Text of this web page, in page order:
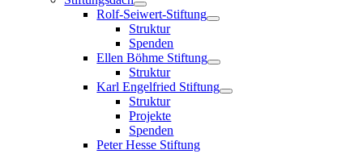
Rolf-Seiwert-Stiftung
Struktur
Spenden
Ellen Böhme Stiftung
Struktur
Karl Engelfried Stiftung
Struktur
Projekte
Spenden
Peter Hesse Stiftung